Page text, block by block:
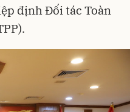
định Đối tác Toàn